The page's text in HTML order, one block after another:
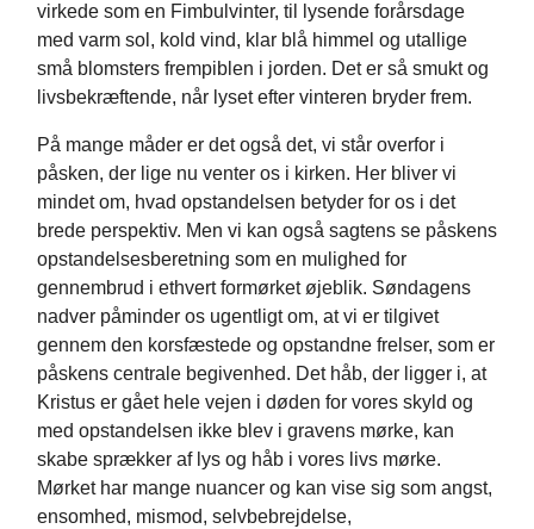
virkede som en Fimbulvinter, til lysende forårsdage
med varm sol, kold vind, klar blå himmel og utallige
små blomsters frempiblen i jorden. Det er så smukt og
livsbekræftende, når lyset efter vinteren bryder frem.
På mange måder er det også det, vi står overfor i
påsken, der lige nu venter os i kirken. Her bliver vi
mindet om, hvad opstandelsen betyder for os i det
brede perspektiv. Men vi kan også sagtens se påskens
opstandelsesberetning som en mulighed for
gennembrud i ethvert formørket øjeblik. Søndagens
nadver påminder os ugentligt om, at vi er tilgivet
gennem den korsfæstede og opstandne frelser, som er
påskens centrale begivenhed. Det håb, der ligger i, at
Kristus er gået hele vejen i døden for vores skyld og
med opstandelsen ikke blev i gravens mørke, kan
skabe sprækker af lys og håb i vores livs mørke.
Mørket har mange nuancer og kan vise sig som angst,
ensomhed, mismod, selvbebrejdelse,